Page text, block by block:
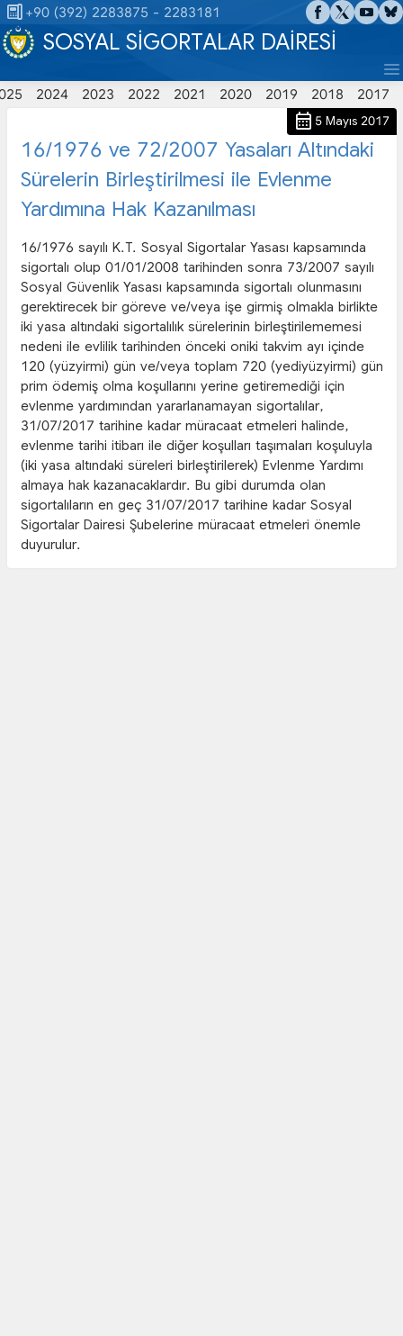
 +90 (392) 2283875 - 2283181
SOSYAL SİGORTALAR DAİRESİ

2024 2023 2022 2021 2020 2019 2018 2017
16/1976 ve 72/2007 Yasaları Altındaki
Sürelerin Birleştirilmesi ile Evlenme
Yardımına Hak Kazanılması
 5 Mayıs 2017
16/1976 sayılı K.T. Sosyal Sigortalar Yasası kapsamında
sigortalı olup 01/01/2008 tarihinden sonra 73/2007 sayılı
Sosyal Güvenlik Yasası kapsamında sigortalı olunmasını
gerektirecek bir göreve ve/veya işe girmiş olmakla birlikte
iki yasa altındaki sigortalılık sürelerinin birleştirilememesi
nedeni ile evlilik tarihinden önceki oniki takvim ayı içinde
120 (yüzyirmi) gün ve/veya toplam 720 (yediyüzyirmi) gün
prim ödemiş olma koşullarını yerine getiremediği için
evlenme yardımından yararlanamayan sigortalılar,
31/07/2017 tarihine kadar müracaat etmeleri halinde,
evlenme tarihi itibarı ile diğer koşulları taşımaları koşuluyla
(iki yasa altındaki süreleri birleştirilerek) Evlenme Yardımı
almaya hak kazanacaklardır. Bu gibi durumda olan
sigortalıların en geç 31/07/2017 tarihine kadar Sosyal
Sigortalar Dairesi Şubelerine müracaat etmeleri önemle
duyurulur.